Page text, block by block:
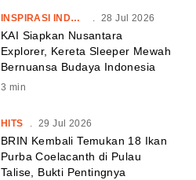
INSPIRASI INDONESIA 28 Jul 2026
KAI Siapkan Nusantara
Explorer, Kereta Sleeper Mewah
Bernuansa Budaya Indonesia
3 min
HITS 29 Jul 2026
BRIN Kembali Temukan 18 Ikan
Purba Coelacanth di Pulau
Talise, Bukti Pentingnya